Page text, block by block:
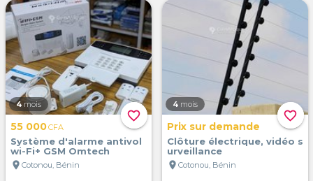
favorite_border
4 mois
55 000CFA
Système d'alarme antivol
wi-Fi+ GSM Omtech
location_on Cotonou, Bénin
favorite_border
4 mois
Prix sur demande
Clôture électrique, vidéo s
urveillance
location_on Cotonou, Bénin